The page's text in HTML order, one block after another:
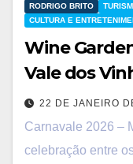
CULTURA E
RODRIGO BRITO
Wine
Vale dos
22 DE JANEIRO
Carnavale 2026 –
celebração entre